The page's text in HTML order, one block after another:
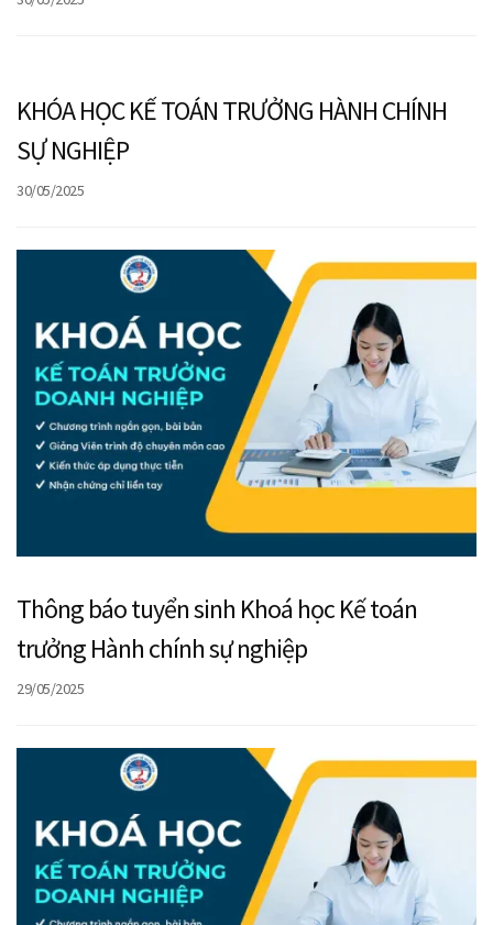
KHÓA HỌC KẾ TOÁN TRƯỞNG HÀNH CHÍNH
SỰ NGHIỆP
30/05/2025
Thông báo tuyển sinh Khoá học Kế toán
trưởng Hành chính sự nghiệp
29/05/2025